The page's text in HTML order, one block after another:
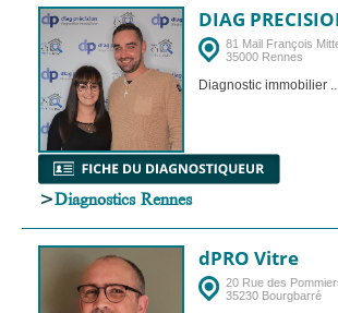
DIAG
81 Mail François
35000 Rennes
Diagnostic immobilier
>Diagnostics Rennes
dPRO Vitre
20 Rue des
35230 Bourgbarré